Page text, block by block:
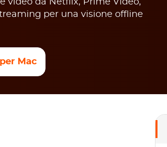
video da Netflix, Prime Video,
per una visione offline
Mac